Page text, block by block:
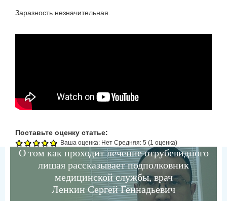
Заразность незначительная.
Поставьте оценку статье:
Ваша оценка: Нет Средняя: 5 (1 оценка)
О том как проходит лечение отрубевидного
лишая рассказывает подполковник
медицинской службы, врач
Ленкин Сергей Геннадьевич